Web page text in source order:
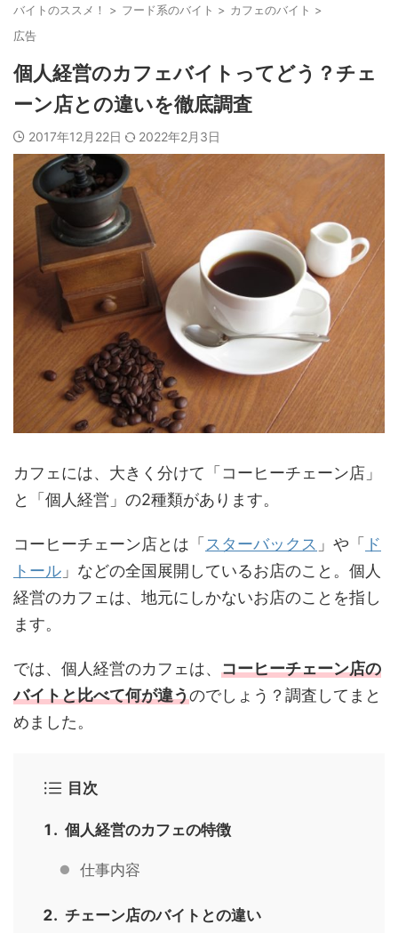
バイトのススメ！ > フード系のバイト > カフェのバイト >
広告
個人経営のカフェバイトってどう？チェ
ーン店との違いを徹底調査
2017年12月22日 2022年2月3日
カフェには、大きく分けて「コーヒーチェーン店」
と「個人経営」の2種類があります。
コーヒーチェーン店とは「スターバックス 」や「 ド
トール 」などの全国展開しているお店のこと。個人
経営のカフェは、地元にしかないお店のことを指し
ます。
では、個人経営のカフェは、 コーヒーチェーン店の
バイトと比べて何が違うのでしょう？調査してまと
めました。
目次
個人経営のカフェの特徴
仕事内容
チェーン店のバイトとの違い